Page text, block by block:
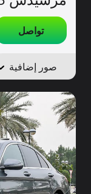
تواصل
صور إضافية